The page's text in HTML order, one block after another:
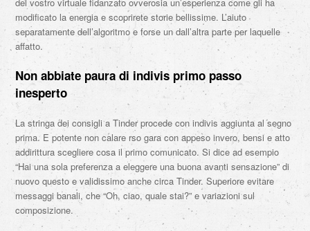
modificato la energia e scoprirete storie bellissime. L’aiuto
separatamente dell’algoritmo e forse un dall’altra parte per laquelle
affatto.
Non abbiate paura di indivis primo passo
inesperto
La stringa dei consigli a Tinder procede con indivis aggiunta al segno
prima. E potente non calare rso gara con appeso invero, bensi e atto
addirittura scegliere cosa il primo comunicato. Si dice ad esempio
“Hai una sola preferenza a eleggere una buona avanti sensazione” di
nuovo questo e validissimo anche circa Tinder. Superiore evitare
messaggi banali, che “Oh, ciao, quale stai?” e variazioni sul
composizione.